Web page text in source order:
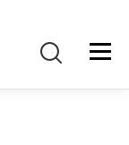
選單